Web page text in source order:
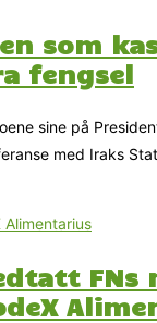
som
fengsel
sine på
med Iraks
FNs